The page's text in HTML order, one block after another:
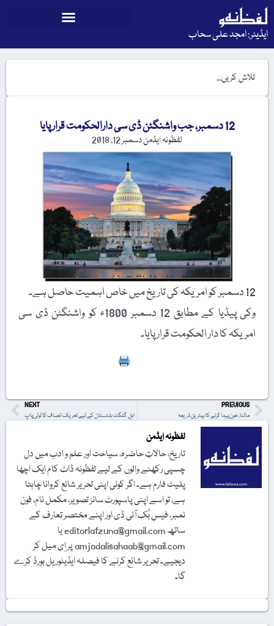
ایڈیٹر: امجد علی سحاب
12 دسمبر، جب واشنگٹن ڈی سی دارالحکومت قرار پایا
لفظونہ ایڈمندسمبر 12, 2018
12 دسمبر کو امریکہ کی تاریخ میں خاص اہمیت حاصل ہے۔
وکی پیڈیا کے مطابق 12 دسمبر 1800ء کو واشنگٹن ڈی سی
امریکہ کا دار الحکومت قرار پایا۔
PREVIOUS
مالٹا، خون پیدا کرنے کا بہترین ذریعہ
NEXT
اہلِ گلگت بلتستان کے لیے تحریک انصاف کا لولی پاپ
لفظونہ ایڈمن
تاریخ، حالاتِ حاضرہ، سیاحت اور علم و ادب میں دل
چسپی رکھنے والوں کے لیے لفظونہ ڈاٹ کام ایک اچھا
پلیٹ فارم ہے۔ اگر کوئی اپنی تحریر شائع کروانا چاہتا
ہے، تو اسے اپنی پاسپورٹ سائز تصویر، مکمل نام، فون
نمبر، فیس بُک آئی ڈی اور اپنے مختصر تعارف کے
ساتھ editorlafzuna@gmail.com یا
amjadalisahaab@gmail.com پر اِی میل کر
دیجیے۔ تحریر شائع کرنے کا فیصلہ ایڈیٹوریل بورڈ کرے
گا۔